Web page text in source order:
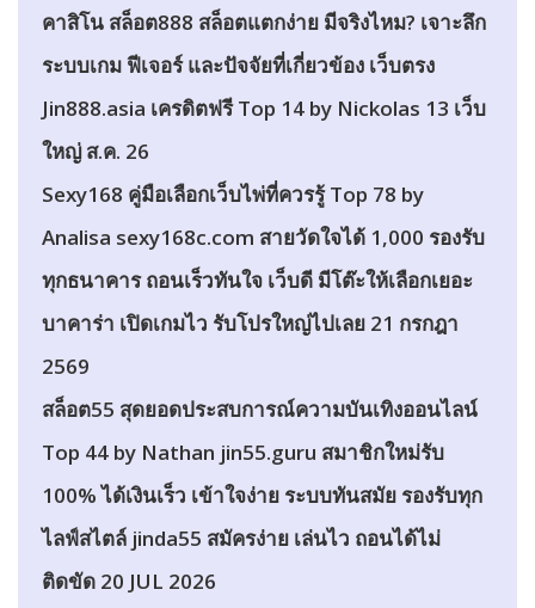
คาสิโน สล็อต888 สล็อตแตกง่าย มีจริงไหม? เจาะลึก
ระบบเกม ฟีเจอร์ และปัจจัยที่เกี่ยวข้อง เว็บตรง
Jin888.asia เครดิตฟรี Top 14 by Nickolas 13 เว็บ
ใหญ่ ส.ค. 26
Sexy168 คู่มือเลือกเว็บไพ่ที่ควรรู้ Top 78 by
Analisa sexy168c.com สายวัดใจได้ 1,000 รองรับ
ทุกธนาคาร ถอนเร็วทันใจ เว็บดี มีโต๊ะให้เลือกเยอะ
บาคาร่า เปิดเกมไว รับโปรใหญ่ไปเลย 21 กรกฎา
2569
สล็อต55 สุดยอดประสบการณ์ความบันเทิงออนไลน์
Top 44 by Nathan jin55.guru สมาชิกใหม่รับ
100% ได้เงินเร็ว เข้าใจง่าย ระบบทันสมัย รองรับทุก
ไลฟ์สไตล์ jinda55 สมัครง่าย เล่นไว ถอนได้ไม่
ติดขัด 20 JUL 2026